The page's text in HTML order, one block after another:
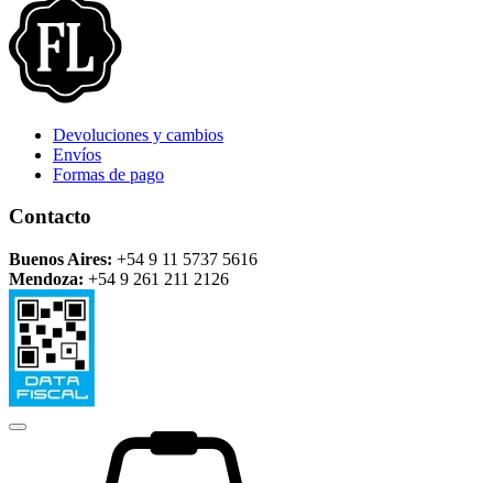
Devoluciones y cambios
Envíos
Formas de pago
Contacto
Buenos Aires: +54 9 11 5737 5616
Mendoza: +54 9 261 211 2126